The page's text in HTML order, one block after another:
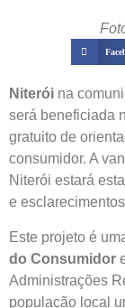
Niterói na
será beneficiada
gratuito de
consumidor. A
Niterói estará
e
Este projeto é
do Consumidor
Administrações
população local